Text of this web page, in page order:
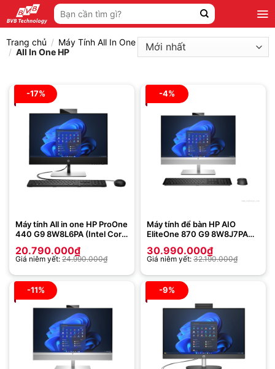
qua
dung
Tìm
kiếm:
Trang chủ / Máy Tính All In One
/ All In One HP
-17%
Máy tính All in one HP ProOne
440 G9 8W8L6PA (Intel Core
23. 8 inch FHD | Cảm ứng |
Win 11 | Đen)
20.790.000₫
Giá niêm yết: 24.990.000₫
-4%
Máy tính để bàn HP AIO
EliteOne 870 G9 8W8J7PA
512 GB | Intel UHD Graphics
770 | 27 inch QHD | Win 11 SL
| Bạc)
30.990.000₫
Giá niêm yết: 32.190.000₫
-11% -9%